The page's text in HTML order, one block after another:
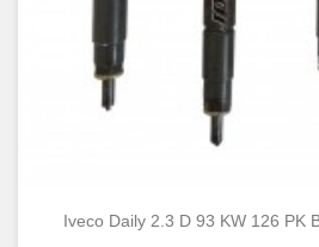
Iveco Daily 2.3 D 93 KW 126 PK